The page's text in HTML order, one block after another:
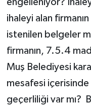
ihaleyi alan
istenilen belgeler
firmanın, 7.5.4
Muş Belediyesi
mesafesi içerisinde
geçerliliği var mı?